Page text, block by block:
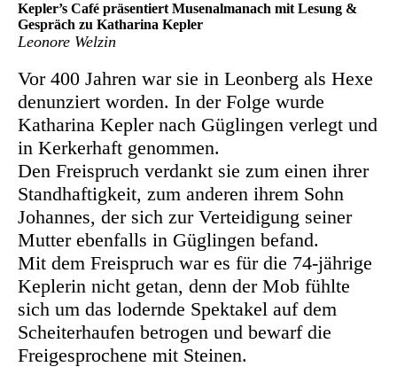
Kepler’s Café präsentiert Musenalmanach mit Lesung &
Gespräch zu Katharina Kepler
Leonore Welzin
Vor 400 Jahren war sie in Leonberg als Hexe
denunziert worden. In der Folge wurde
Katharina Kepler nach Güglingen verlegt und
in Kerkerhaft genommen.
Den Freispruch verdankt sie zum einen ihrer
Standhaftigkeit, zum anderen ihrem Sohn
Johannes, der sich zur Verteidigung seiner
Mutter ebenfalls in Güglingen befand.
Mit dem Freispruch war es für die 74-jährige
Keplerin nicht getan, denn der Mob fühlte
sich um das lodernde Spektakel auf dem
Scheiterhaufen betrogen und bewarf die
Freigesprochene mit Steinen.